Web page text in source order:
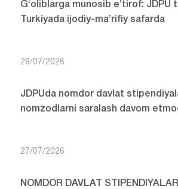
G‘oliblarga munosib e’tirof: JDPU
Turkiyada ijodiy-ma’rifiy safarda
28/07/2026
JDPUda nomdor davlat
nomzodlarni saralash davom
27/07/2026
NOMDOR DAVLAT